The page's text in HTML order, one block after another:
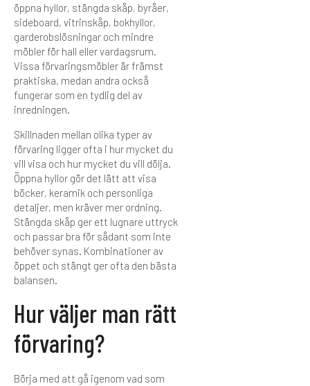
öppna hyllor, stängda skåp, byråer,
sideboard, vitrinskåp, bokhyllor,
garderobslösningar och mindre
möbler för hall eller vardagsrum.
Vissa förvaringsmöbler är främst
praktiska, medan andra också
fungerar som en tydlig del av
inredningen.
Skillnaden mellan olika typer av
förvaring ligger ofta i hur mycket du
vill visa och hur mycket du vill dölja.
Öppna hyllor gör det lätt att visa
böcker, keramik och personliga
detaljer, men kräver mer ordning.
Stängda skåp ger ett lugnare uttryck
och passar bra för sådant som inte
behöver synas. Kombinationer av
öppet och stängt ger ofta den bästa
balansen.
Hur väljer man rätt
förvaring?
Börja med att gå igenom vad som